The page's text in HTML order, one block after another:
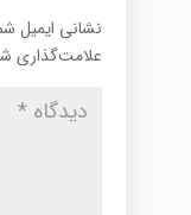
نشانی ایمیل
علامت‌گذاری